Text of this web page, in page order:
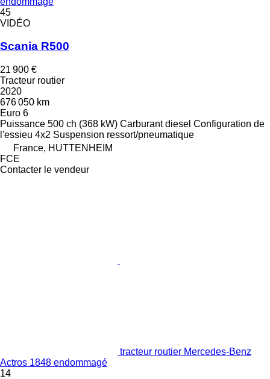
45
VIDÉO
Scania R500
21 900 €
Tracteur routier
2020
676 050 km
Euro 6
Puissance 500 ch (368 kW) Carburant diesel Configuration de
l'essieu 4x2 Suspension ressort/pneumatique
France, HUTTENHEIM
FCE
Contacter le vendeur
tracteur routier Mercedes-Benz
Actros 1848 endommagé
14